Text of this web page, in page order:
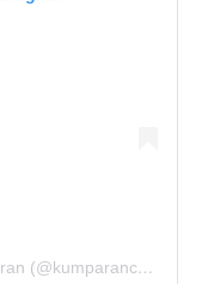
Sebuah kiriman dibagikan oleh kumparan (@kumparancom)